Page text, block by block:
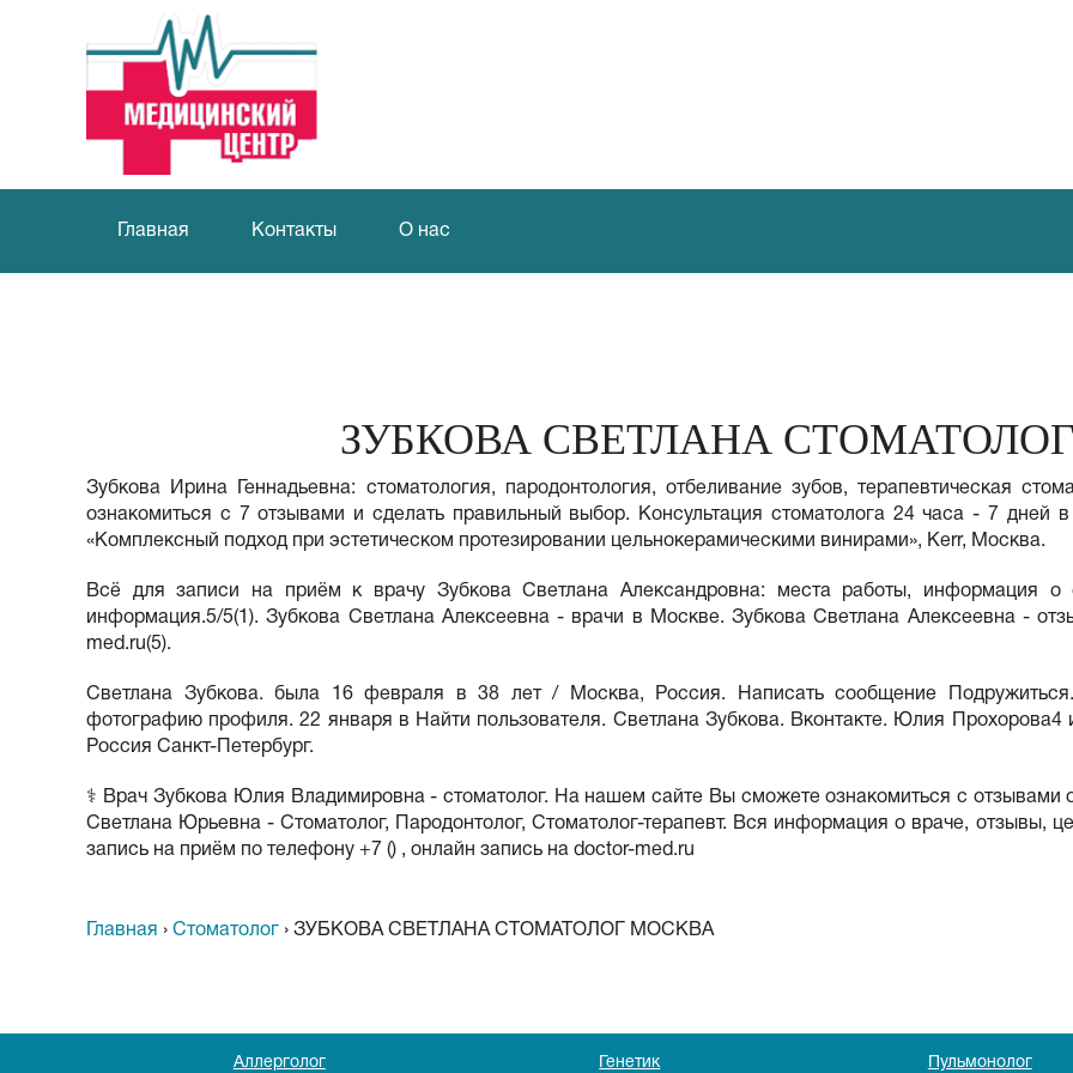
Главная Контакты О нас
ЗУБКОВА СВЕТЛАНА
Зубкова Ирина Геннадьевна: стоматология, пародонтология, отбеливание зубов, терапевтическая
ознакомиться с 7 отзывами и сделать правильный выбор. Консультация стоматолога 24 часа - 7 дней
«Комплексный подход при эстетическом протезировании цельнокерамическими винирами», Kerr, Москва.
Всё для записи на приём к врачу Зубкова Светлана Александровна: места работы, информация о
информация.5/5(1). Зубкова Светлана Алексеевна - врачи в Москве. Зубкова Светлана Алексеевна -
med.ru(5).
Светлана Зубкова. была 16 февраля в 38 лет / Москва, Россия. Написать сообщение
фотографию профиля. 22 января в Найти пользователя. Светлана Зубкова. Вконтакте. Юлия
Россия Санкт-Петербург.
⚕️ Врач Зубкова Юлия Владимировна - стоматолог. На нашем сайте Вы сможете ознакомиться с отзывами
Светлана Юрьевна - Стоматолог, Пародонтолог, Стоматолог-терапевт. Вся информация о враче, отзывы,
запись на приём по телефону +7 () , онлайн запись на doctor-med.ru
Главная › Стоматолог › ЗУБКОВА СВЕТЛАНА СТОМАТОЛОГ МОСКВА
Аллерголог Генетик Пульмонолог